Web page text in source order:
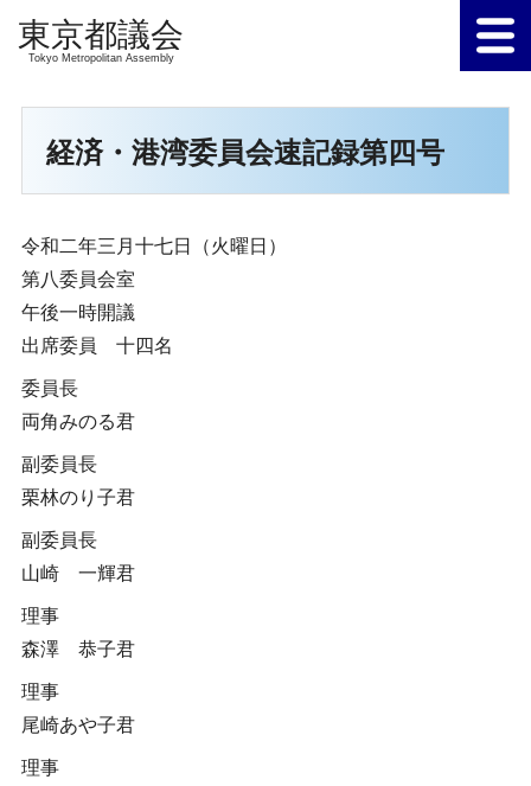
Tokyo Metropolitan Assembly
経済・港湾委員会速記録第四号
令和二年三月十七日（火曜日）
第八委員会室
午後一時開議
出席委員 十四名
委員長
両角みのる君
副委員長
栗林のり子君
副委員長
山崎 一輝君
理事
森澤 恭子君
理事
尾崎あや子君
理事